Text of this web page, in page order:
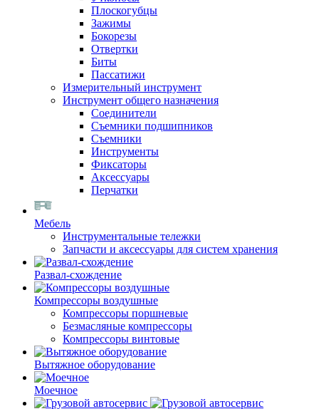
Плоскогубцы
Зажимы
Бокорезы
Отвертки
Биты
Пассатижи
Измерительный инструмент
Инструмент общего назначения
Соединители
Съемники подшипников
Съемники
Инструменты
Фиксаторы
Аксессуары
Перчатки
Мебель
Инструментальные тележки
Запчасти и аксессуары для систем хранения
Развал-схождение
Компрессоры воздушные
Компрессоры поршневые
Безмасляные компрессоры
Компрессоры винтовые
Вытяжное оборудование
Моечное